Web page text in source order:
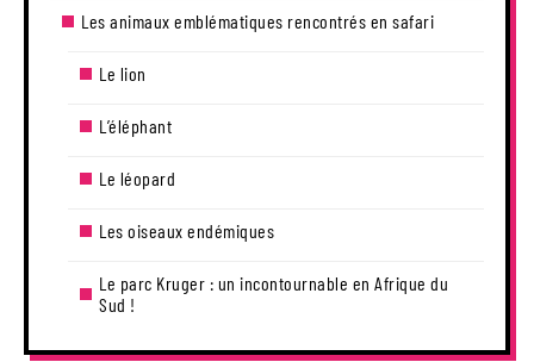
Les animaux emblématiques rencontrés en safari
Le lion
L’éléphant
Le léopard
Les oiseaux endémiques
Le parc Kruger : un incontournable en Afrique du
Sud !